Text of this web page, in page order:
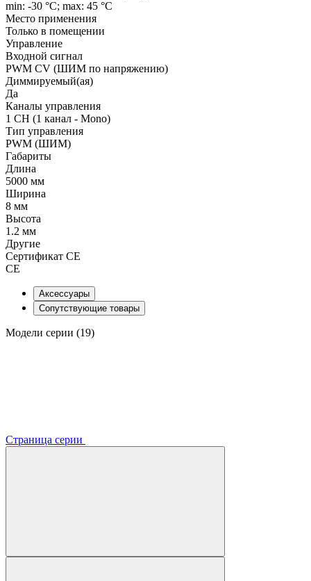
min: -30 °C; max: 45 °C
Место применения
Только в помещении
Управление
Входной сигнал
PWM СV (ШИМ по напряжению)
Диммируемый(ая)
Да
Каналы управления
1 CH (1 канал - Mono)
Тип управления
PWM (ШИМ)
Габариты
Длина
5000 мм
Ширина
8 мм
Высота
1.2 мм
Другие
Сертификат CE
CE
Аксессуары
Сопутствующие товары
Модели серии (19)
Страница серии